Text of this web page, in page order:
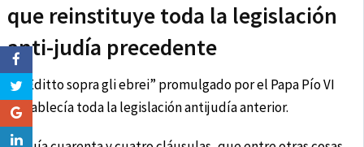
que reinstituye toda la legislación
anti-judía precedente
El “Editto sopra gli ebrei” promulgado por el Papa Pío VI
restablecía toda la legislación antijudía anterior.